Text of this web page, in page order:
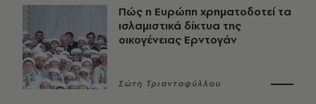
Πώς η Ευρώπη χρηματοδοτεί τα
ισλαμιστικά δίκτυα της
οικογένειας Ερντογάν
Σώτη Τριανταφύλλου